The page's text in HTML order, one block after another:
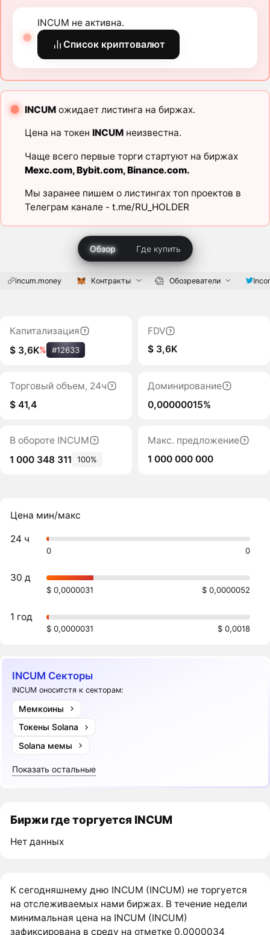
INCUM не активна.
Список криптовалют
INCUMожидает листинга на биржах.
Цена на токен INCUMнеизвестна.
Чаще всего первые торги стартуют на биржах
Mexc.com,Bybit.com,Binance.com.
Мы заранее пишем о листингах топ проектов в
Телеграм канале - t.me/RU_HOLDER
Обзор Где купить
incum.money Контракты Обозреватели
Капитализация
$ 3,6K% #12633
FDV
$ 3,6K
Торговый объем, 24ч
$ 41,4
Доминирование
0,00000015%
В обороте INCUM
1 000 348 311
100%
Макс. предложение
1 000 000 000
Цена мин/макс
24 ч
0 0
30 д
$ 0,0000031 $ 0,0000052
1 год
$ 0,0000031 $ 0,0018
INCUM Секторы
INCUM оноситстя к секторам:
Мемкоины
Токены Solana
Solana мемы
Показать остальные
Биржи где торгуется INCUM
Нет данных
К сегодняшнему дню INCUM (INCUM) не торгуется
на отслеживаемых нами биржах. В течение недели
минимальная цена на INCUM (INCUM)
зафиксирована в среду на отметке 0,0000034